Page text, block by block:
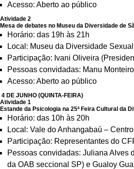
Acesso: Aberto ao público
Atividade 2
Mesa de debates no Museu da Diversidade de
Horário: das 19h às 21h
Local: Museu da Diversidade
Participação: Ivani Oliveira
Pessoas convidadas: Manu
Acesso: Aberto ao público
4 DE JUNHO (QUINTA-FEIRA)
Atividade 1
Estande da Psicologia na 25ª Feira Cultural da
Horário: das 10h às 20h
Local: Vale do Anhangabaú –
Participação: Representantes do
Pessoas convidadas: Juliana Alves
da OAB seccional SP) e Gualoy